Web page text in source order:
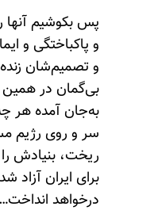
پس بکوشیم آنها
و پاکباختگی و
و تصمیم‌شان زنده
بی‌گمان در
به‌جان آمده هر
سر و روی رژیم
ریخت، بنیادش
برای ایران آزاد
درخواهد انداخت…